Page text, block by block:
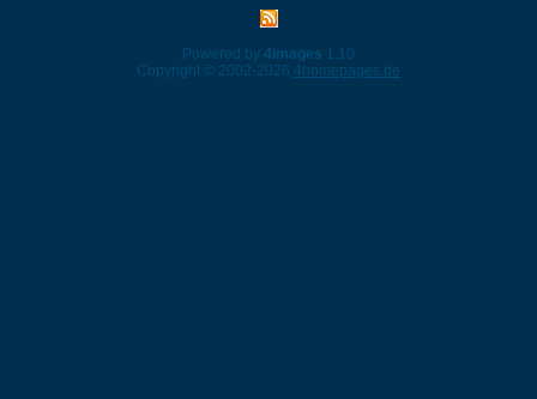
Powered by 4images 1.10
Copyright © 2002-2026 4homepages.de